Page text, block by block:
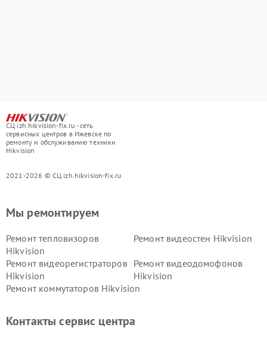
СЦ izh.hikvision-fix.ru - сеть
сервисных центров в Ижевске по
ремонту и обслуживанию техники
Hikvision
2021-2026 © СЦ izh.hikvision-fix.ru
Мы ремонтируем
Ремонт тепловизоров
Hikvision
Ремонт видеостен Hikvision
Ремонт видеорегистраторов
Hikvision
Ремонт видеодомофонов
Hikvision
Ремонт коммутаторов Hikvision
Контакты сервис центра